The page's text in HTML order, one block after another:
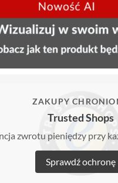
ZAKUPY
Trusted Shops
zwrotu pieniędzy przy
Sprawdź ochronę